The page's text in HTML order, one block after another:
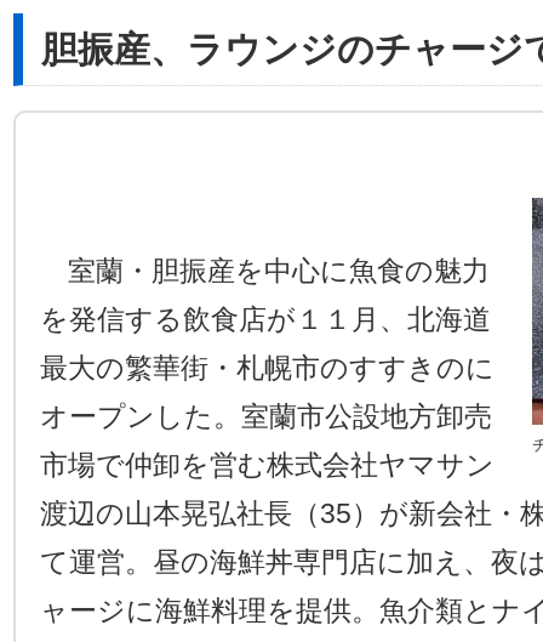
胆振産、ラウンジのチャージ
室蘭・胆振産を中心に魚食の魅力
を発信する飲食店が１１月、北海道
最大の繁華街・札幌市のすすきのに
オープンした。室蘭市公設地方卸売
市場で仲卸を営む株式会社ヤマサン
渡辺の山本晃弘社長（35）が新会社・
て運営。昼の海鮮丼専門店に加え、夜
ャージに海鮮料理を提供。魚介類とナ